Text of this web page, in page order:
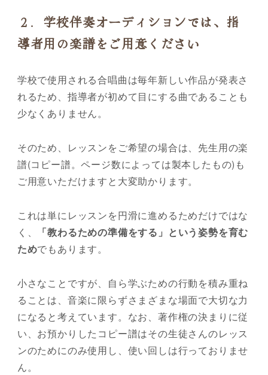
２．学校伴奏オーディションでは、指
導者用の楽譜をご用意ください
学校で使用される合唱曲は毎年新しい作品が発表さ
れるため、指導者が初めて目にする曲であることも
少なくありません。
そのため、レッスンをご希望の場合は、先生用の楽
譜(コピー譜。ページ数によっては製本したもの)も
ご用意いただけますと大変助かります。
これは単にレッスンを円滑に進めるためだけではな
く、
「教わるための準備をする」という姿勢を育む
ためでもあります。
小さなことですが、自ら学ぶための行動を積み重ね
ることは、音楽に限らずさまざまな場面で大切な力
になると考えています。なお、著作権の決まりに従
い、お預かりしたコピー譜はその生徒さんのレッス
ンのためにのみ使用し、使い回しは行っておりませ
ん。